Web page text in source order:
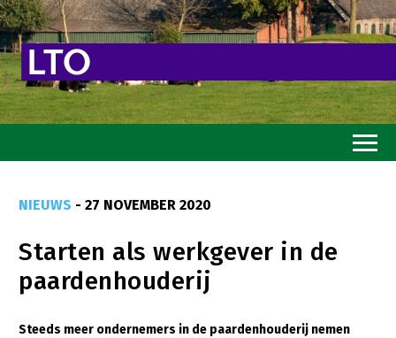
Goed eten
Mooi groen
Sterk ondernemerschap
NIEUWS - 27 NOVEMBER 2020
Starten als werkgever in de
paardenhouderij
Steeds meer ondernemers in de paardenhouderij nemen